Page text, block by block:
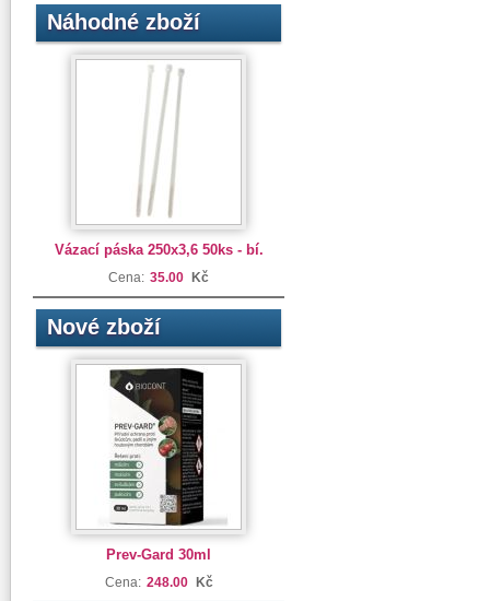
Náhodné zboží
Vázací páska 250x3,6 50ks - bí.
Cena: 35.00 Kč
Nové zboží
Prev-Gard 30ml
Cena: 248.00 Kč